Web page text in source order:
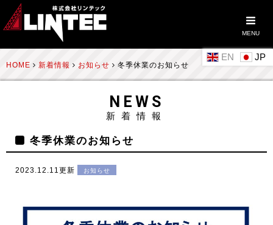
MENU
EN
HOME 新着情報 お知らせ 冬季休業のお知らせ
NEWS
新着情報
冬季休業のお知らせ
2023.12.11更新 お知らせ